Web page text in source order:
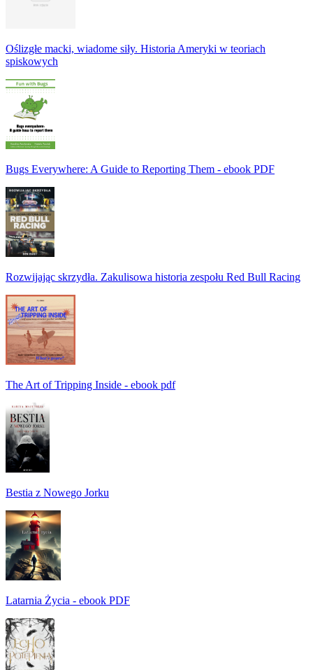
Oślizgłe macki, wiadome siły. Historia Ameryki w teoriach
spiskowych
Bugs Everywhere: A Guide to Reporting Them - ebook PDF
Rozwijając skrzydła. Zakulisowa historia zespołu Red Bull Racing
The Art of Tripping Inside - ebook pdf
Bestia z Nowego Jorku
Latarnia Życia - ebook PDF